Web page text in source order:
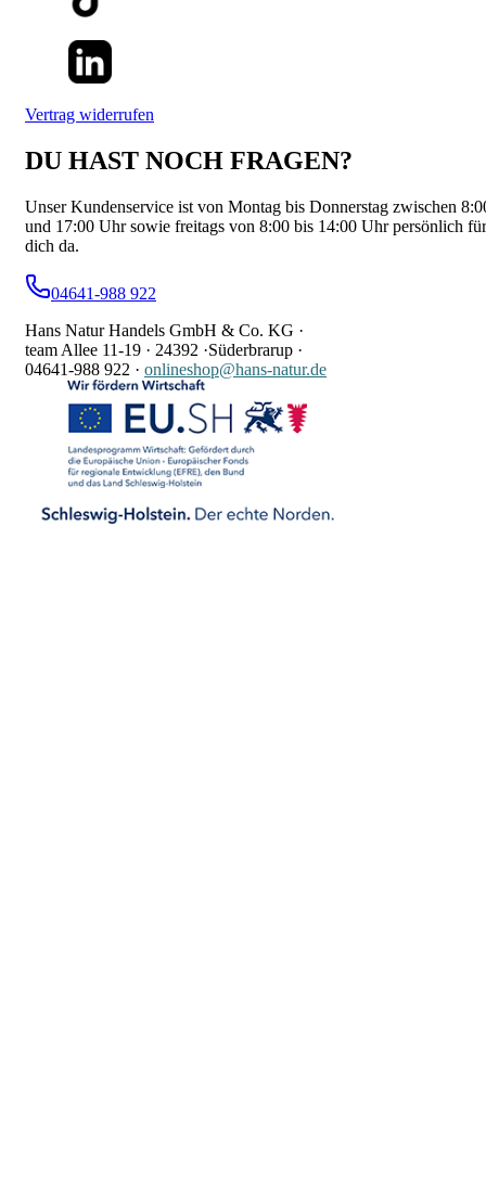
Vertrag widerrufen
DU HAST NOCH FRAGEN?
Unser Kundenservice ist von Montag bis Donnerstag zwischen
und 17:00 Uhr sowie freitags von 8:00 bis 14:00 Uhr persönlich für
dich da.
04641-988 922
Hans Natur Handels GmbH & Co. KG ·
team Allee 11-19 · 24392 ·Süderbrarup ·
04641-988 922 · onlineshop@hans-natur.de